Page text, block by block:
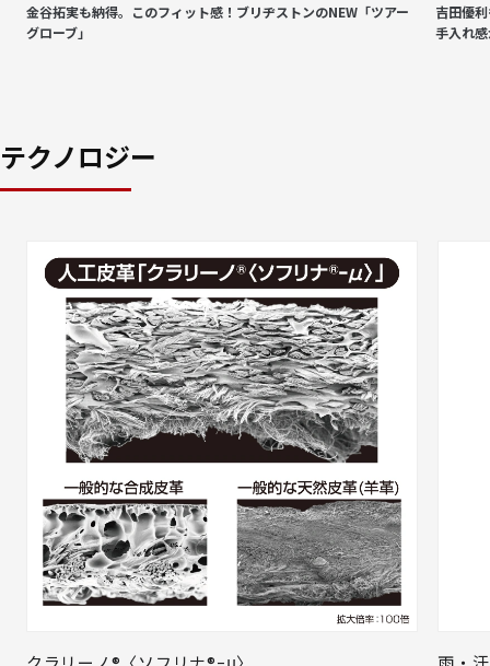
金谷拓実も納得。このフィット感！ブリヂストンのNEW「ツアー
グローブ」
吉田優
手入れ
テクノロジー